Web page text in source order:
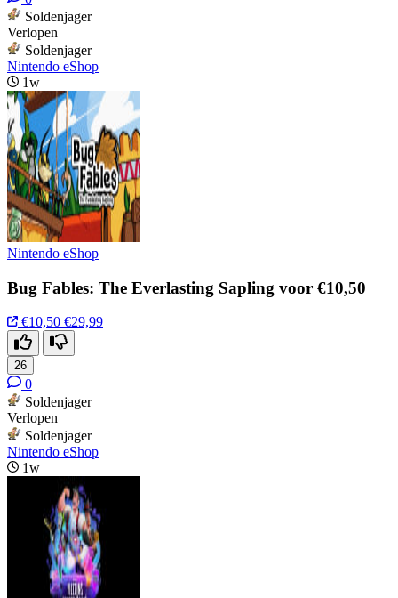
Soldenjager
Verlopen
Soldenjager
Nintendo eShop
1w
Nintendo eShop
Bug Fables: The Everlasting Sapling voor €10,50
€10,50 €29,99
26
0
Soldenjager
Verlopen
Soldenjager
Nintendo eShop
1w